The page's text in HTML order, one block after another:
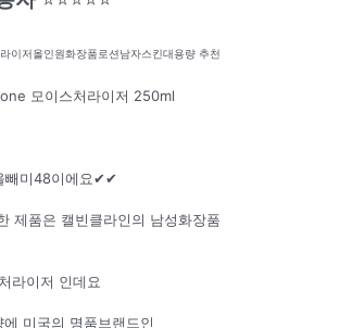
이저올인원화장품로션남자스킨대용량 추천
모이스처라이저 250ml
빼미48이에요✔✔
제품은 캘빈클라인의 남성화장품
라이저 인데요
미국의 명품브랜드인